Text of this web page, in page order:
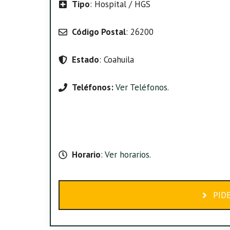
Tipo: Hospital / HGS
Código Postal: 26200
Estado: Coahuila
Teléfonos:Ver Teléfonos.
Horario: Ver horarios.